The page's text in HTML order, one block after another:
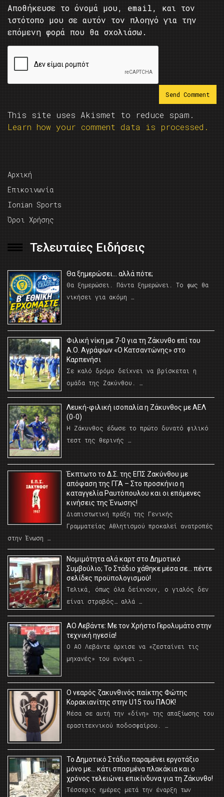
Αποθήκευσε το όνομά μου, email, και τον
ιστότοπο μου σε αυτόν τον πλοηγό για την
επόμενη φορά που θα σχολιάσω.
This site uses Akismet to reduce spam.
Learn how your comment data is processed.
Αρχική
Επικοινωνία
Ionian Sports
Όροι Χρήσης
Τελευταίες Ειδήσεις
Θα ξημερώσει… αλλά πότε;
Θα ξημερώσει. Πάντα ξημερώνει. Το φως θα
νικήσει για ακόμη …
Φιλική νίκη με 7-0 για τη Ζάκυνθο επί του
Α.Ο. Αγράφων «Ο Κατσαντώνης» στο
Καρπενήσι
Σε καλό δρόμο δείχνει να βρίσκεται η
ομάδα της Ζακύνθου. …
Λευκή-φιλική ισοπαλία η Ζάκυνθος με ΑΕΛ
(0-0)
Η Ζάκυνθος έδωσε το πρώτο δυνατό φιλικό
τεστ της θερινής …
Έκπτωτο το Δ.Σ. της ΕΠΣ Ζακύνθου με
απόφαση της ΓΓΑ – Στο προσκήνιο η
καταγγελία Ραυτόπουλου και οι επόμενες
κινήσεις της Ένωσης!
Διαπιστωτική πράξη της Γενικής
Γραμματείας Αθλητισμού προκαλεί ανατροπές
στην Ένωση …
Νομιμότητα αλά καρτ στο Δημοτικό
Συμβούλιο; Το Στάδιο χάθηκε μέσα σε… πέντε
σελίδες προϋπολογισμού!
Τελικά, όπως όλα δείχνουν, ο γιαλός δεν
είναι στραβός… αλλά …
ΑΟ Λεβάντε: Με τον Χρήστο Γερολυμάτο στην
τεχνική ηγεσία!
Ο ΑΟ Λεβάντε άρχισε να «ζεσταίνει τις
μηχανές» του ενόψει …
O νεαρός ζακυνθινός παίκτης Φώτης
Κορακιανίτης στην U15 του ΠΑΟΚ!
Μέσα σε αυτή την «δίνη» της απαξίωσης του
ερασιτεχνικού ποδοσφαίρου. …
Το Δημοτικό Στάδιο παραμένει εργοτάξιο
μόνο με… κάτι σπασμένα πλακάκια και ο
χρόνος τελειώνει επικίνδυνα για τη Ζάκυνθο!
Τέσσερις ημέρες μετά την έναρξη των